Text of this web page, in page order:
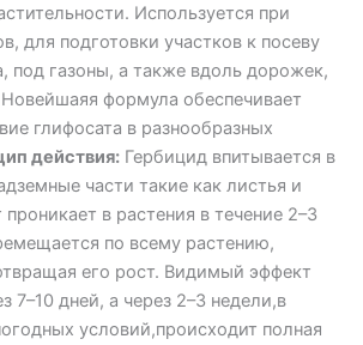
Используется при
для подготовки участков к посеву
под газоны, а также вдоль дорожек,
формула обеспечивает
глифосата в разнообразных
действия: Гербицид впитывается в
части такие как листья и
в растения в течение 2–3
по всему растению,
его рост. Видимый эффект
7–10 дней, а через 2–3 недели,в
условий,происходит полная